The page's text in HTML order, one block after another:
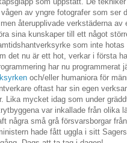
av yngre fotografer som ser
återupplivade verkstäderna
sina kunskaper till ett något
som inte
det nu är ett hot, verkar i första
har nu
och/eller humaniora för
oftast har sin egen
Lika mycket idag som under
var inkallade från olika
några små grå försvarsborgar
hade fått uggla i sitt